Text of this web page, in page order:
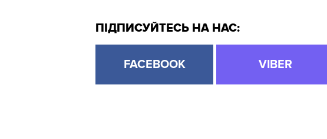
ПІДПИСУЙТЕСЬ НА НАС:
FACEBOOK VIBER